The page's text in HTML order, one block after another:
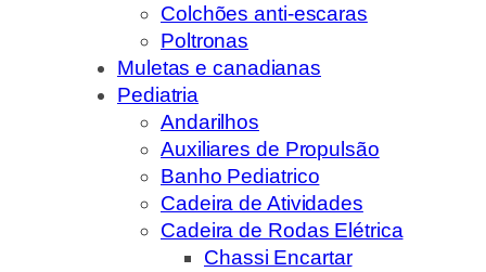
Colchões anti-escaras
Poltronas
Muletas e canadianas
Pediatria
Andarilhos
Auxiliares de Propulsão
Banho Pediatrico
Cadeira de Atividades
Cadeira de Rodas Elétrica
Chassi Encartar